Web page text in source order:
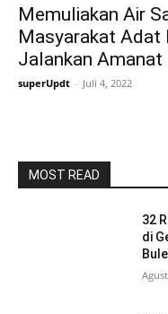
Memuliakan Air
Masyarakat Adat
Jalankan Amanat
superUpdt - Juli 4, 2022
MOST READ
32
di